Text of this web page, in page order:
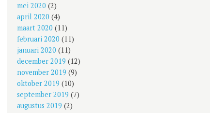
mei 2020 (2)
april 2020 (4)
maart 2020 (11)
februari 2020 (11)
januari 2020 (11)
december 2019 (12)
november 2019 (9)
oktober 2019 (10)
september 2019 (7)
augustus 2019 (2)